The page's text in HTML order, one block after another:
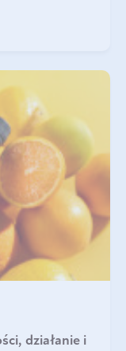
działanie i